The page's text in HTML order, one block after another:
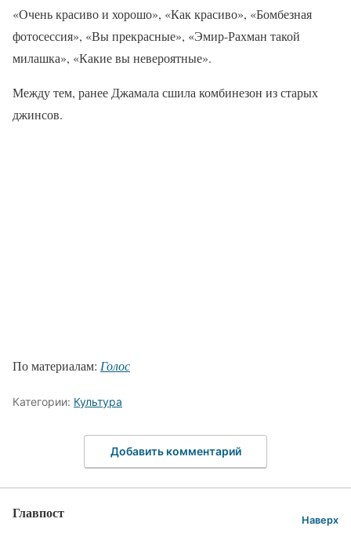
«Очень красиво и хорошо», «Как красиво», «Бомбезная
фотосессия», «Вы прекрасные», «Эмир-Рахман такой
милашка», «Какие вы невероятные».
Между тем, ранее Джамала сшила комбинезон из старых
джинсов.
По материалам: Голос
Категории: Культура
Добавить комментарий
Главпост Наверх